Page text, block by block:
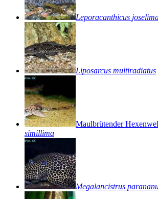
Leporacanthicus
Liposarcus multiradiatus
Maulbrütender
simillima
Megalancistrus